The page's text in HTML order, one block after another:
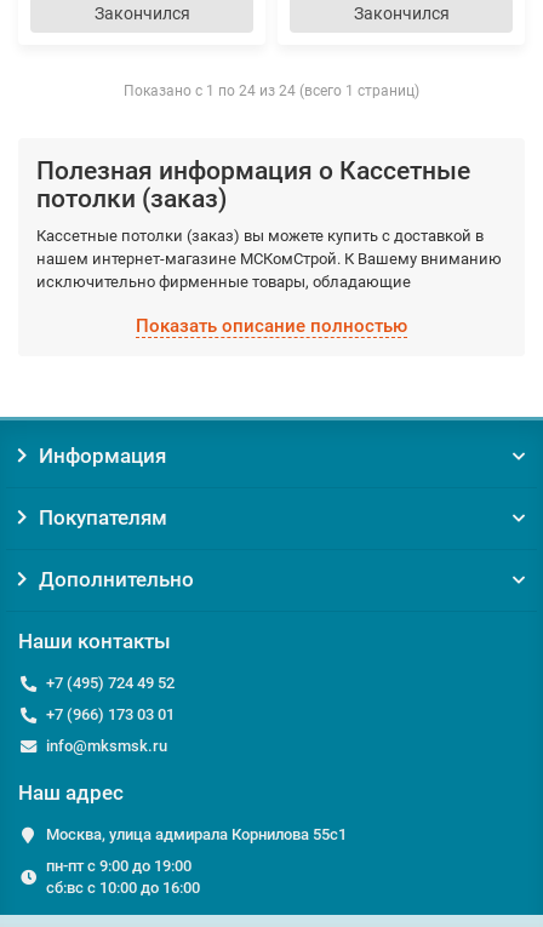
Закончился Закончился
Показано с 1 по 24 из 24 (всего 1 страниц)
Полезная информация о Кассетные
потолки (заказ)
Кассетные потолки (заказ) вы можете купить с доставкой в
нашем интернет-магазине МСКомСтрой. К Вашему вниманию
исключительно фирменные товары, обладающие
фабрично из качественных материалов. Выберите
Заказывая товар Кассетные потолки (заказ) у нас, вы
получаете:
контрафакта и подделок!
Помощь и консультацию по вопросам подбора и
Доставку по Московской области по выгодному тарифу
(заказ) или Кассетные потолки, мы с удовольствием ответим
info@msckomstroy.com
Показать описание полностью
Информация
Покупателям
Дополнительно
Наши контакты
+7 (495) 724 49 52
+7 (966) 173 03 01
info@mksmsk.ru
Наш адрес
Москва, улица адмирала Корнилова 55с1
пн-пт с 9:00 до 19:00
сб:вс с 10:00 до 16:00